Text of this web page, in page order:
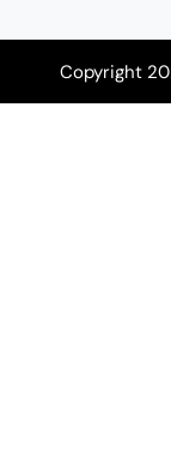
Copyright